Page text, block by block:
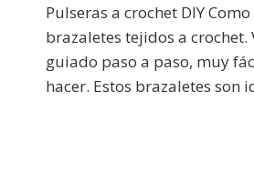
Pulseras a crochet DIY
brazaletes tejidos a
guiado paso a paso, muy
hacer. Estos brazaletes son